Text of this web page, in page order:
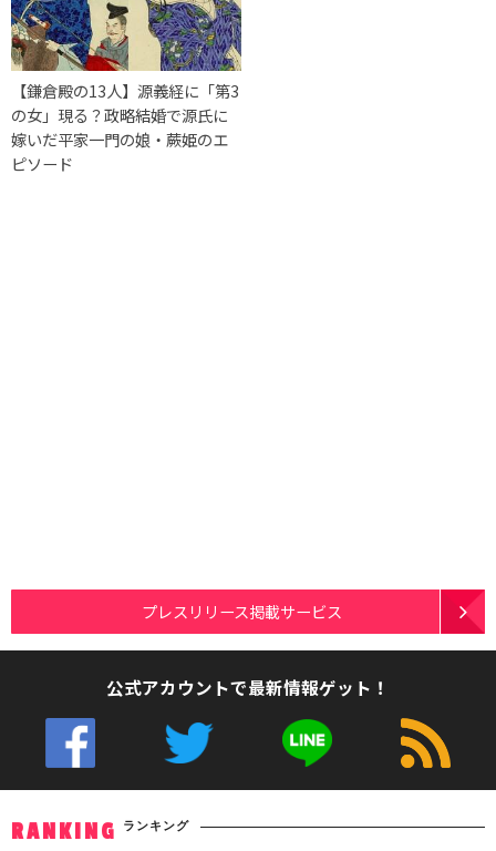
【鎌倉殿の13人】源義経に「第3
の女」現る？政略結婚で源氏に
嫁いだ平家一門の娘・蕨姫のエ
ピソード
プレスリリース掲載サービス
公式アカウントで最新情報ゲット！
RANKING ランキング